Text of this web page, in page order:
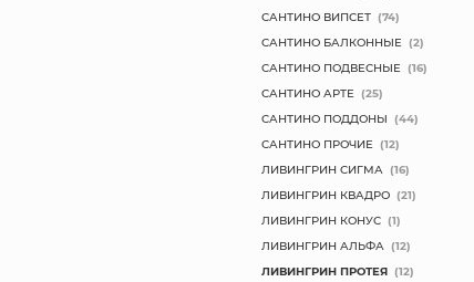
САНТИНО ВИПСЕТ (74)
САНТИНО БАЛКОННЫЕ (2)
САНТИНО ПОДВЕСНЫЕ (16)
САНТИНО АРТЕ (25)
САНТИНО ПОДДОНЫ (44)
САНТИНО ПРОЧИЕ (12)
ЛИВИНГРИН СИГМА (16)
ЛИВИНГРИН КВАДРО (21)
ЛИВИНГРИН КОНУС (1)
ЛИВИНГРИН АЛЬФА (12)
ЛИВИНГРИН ПРОТЕЯ (12)